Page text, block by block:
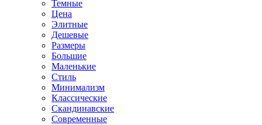
Темные
Цена
Элитные
Дешевые
Размеры
Большие
Маленькие
Стиль
Минимализм
Классические
Скандинавские
Современные